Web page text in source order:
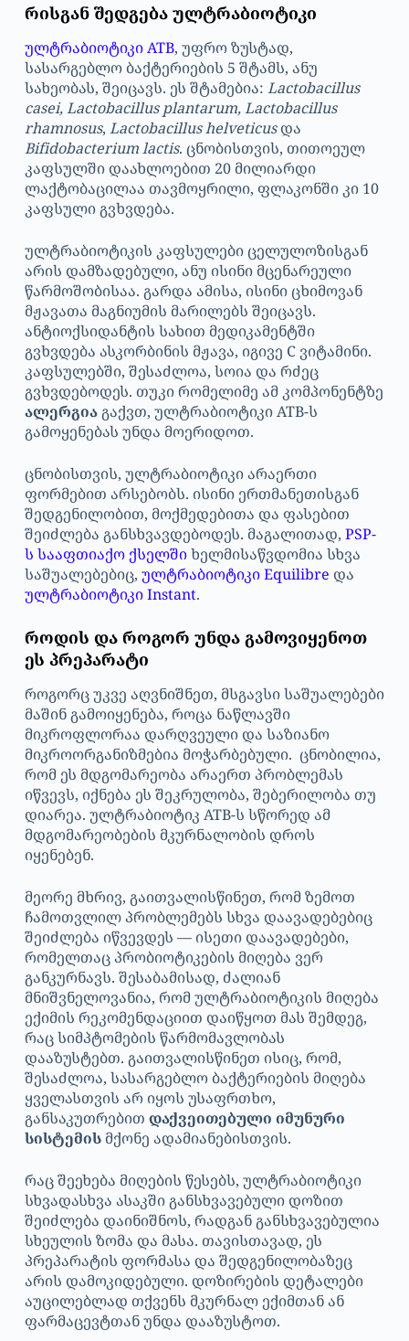
რისგან შედგება ულტრაბიოტიკი
ულტრაბიოტიკი ATB, უფრო ზუსტად,
სასარგებლო ბაქტერიების 5 შტამს, ანუ
სახეობას, შეიცავს. ეს შტამებია: Lactobacillus
casei, Lactobacillus plantarum, Lactobacillus
rhamnosus, Lactobacillus helveticusდა
Bifidobacterium lactis. ცნობისთვის, თითოეულ
კაფსულში დაახლოებით 20 მილიარდი
ლაქტობაცილაა თავმოყრილი, ფლაკონში კი 10
კაფსული გვხვდება.
ულტრაბიოტიკის კაფსულები ცელულოზისგან
არის დამზადებული, ანუ ისინი მცენარეული
წარმოშობისაა. გარდა ამისა, ისინი ცხიმოვან
მჟავათა მაგნიუმის მარილებს შეიცავს.
ანტიოქსიდანტის სახით მედიკამენტში
გვხვდება ასკორბინის მჟავა, იგივე C ვიტამინი.
კაფსულებში, შესაძლოა, სოია და რძეც
გვხვდებოდეს. თუკი რომელიმე ამ კომპონენტზე
ალერგიაგაქვთ, ულტრაბიოტიკი ATB-ს
გამოყენებას უნდა მოერიდოთ.
ცნობისთვის, ულტრაბიოტიკი არაერთი
ფორმებით არსებობს. ისინი ერთმანეთისგან
შედგენილობით, მოქმედებითა და ფასებით
შეიძლება განსხვავდებოდეს. მაგალითად, PSP-
ს სააფთიაქო ქსელშიხელმისაწვდომია სხვა
საშუალებებიც, ულტრაბიოტიკი Equilibre და
ულტრაბიოტიკი Instant.
როდის და როგორ უნდა გამოვიყენოთ
ეს პრეპარატი
როგორც უკვე აღვნიშნეთ, მსგავსი საშუალებები
მაშინ გამოიყენება, როცა ნაწლავში
მიკროფლორაა დარღვეული და საზიანო
მიკროორგანიზმებია მოჭარბებული. ცნობილია,
რომ ეს მდგომარეობა არაერთ პრობლემას
იწვევს, იქნება ეს შეკრულობა, შებერილობა თუ
დიარეა. ულტრაბიოტიკ ATB-ს სწორედ ამ
მდგომარეობების მკურნალობის დროს
იყენებენ.
მეორე მხრივ, გაითვალისწინეთ, რომ ზემოთ
ჩამოთვლილ პრობლემებს სხვა დაავადებებიც
შეიძლება იწვევდეს — ისეთი დაავადებები,
რომელთაც პრობიოტიკების მიღება ვერ
განკურნავს. შესაბამისად, ძალიან
მნიშვნელოვანია, რომ ულტრაბიოტიკის მიღება
ექიმის რეკომენდაციით დაიწყოთ მას შემდეგ,
რაც სიმპტომების წარმომავლობას
დააზუსტებთ. გაითვალისწინეთ ისიც, რომ,
შესაძლოა, სასარგებლო ბაქტერიების მიღება
ყველასთვის არ იყოს უსაფრთხო,
განსაკუთრებით დაქვეითებული იმუნური
სისტემის მქონე ადამიანებისთვის.
რაც შეეხება მიღების წესებს, ულტრაბიოტიკი
სხვადასხვა ასაკში განსხვავებული დოზით
შეიძლება დაინიშნოს, რადგან განსხვავებულია
სხეულის ზომა და მასა. თავისთავად, ეს
პრეპარატის ფორმასა და შედგენილობაზეც
არის დამოკიდებული. დოზირების დეტალები
აუცილებლად თქვენს მკურნალ ექიმთან ან
ფარმაცევტთან უნდა დააზუსტოთ.